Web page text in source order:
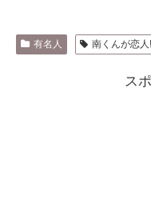
有名人 南くんが恋人
ス